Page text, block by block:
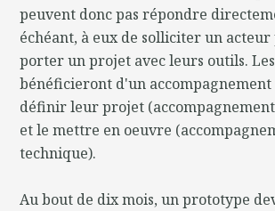
peuvent donc pas répondre
échéant, à eux de solliciter un
porter un projet avec leurs outils.
bénéficieront d'un
définir leur projet
et le mettre en oeuvre
technique).
Au bout de dix mois, un prototype